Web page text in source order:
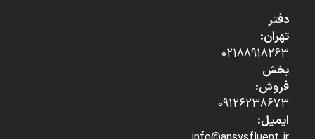
دفتر
تهران:
02188918263
بخش
فروش:
09126238673
ایمیل: